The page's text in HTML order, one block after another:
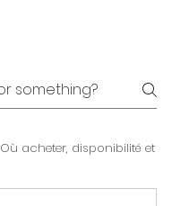
Où acheter, disponibilité et envoi